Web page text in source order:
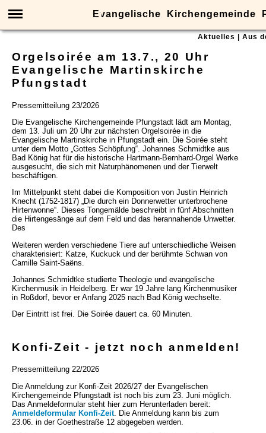
Menü
Evangelische Kirchengemeinde
Aktuelles | Aus
Orgelsoirée am 13.7., 20 Uhr
Evangelische Martinskirche
Pfungstadt
Pressemitteilung 23/2026
Die Evangelische Kirchengemeinde Pfungstadt lädt am Montag,
dem 13. Juli um 20 Uhr zur nächsten Orgelsoirée in die
Evangelische Martinskirche in Pfungstadt ein. Die Soirée steht
unter dem Motto „Gottes Schöpfung“. Johannes Schmidtke aus
Bad König hat für die historische Hartmann-Bernhard-Orgel Werke
ausgesucht, die sich mit Naturphänomenen und der Tierwelt
beschäftigen.
Im Mittelpunkt steht dabei die Komposition von Justin Heinrich
Knecht (1752-1817) „Die durch ein Donnerwetter unterbrochene
Hirtenwonne“. Dieses Tongemälde beschreibt in fünf Abschnitten
die Hirtengesänge auf dem Feld und das herannahende Unwetter.
Des
Weiteren werden verschiedene Tiere auf unterschiedliche Weisen
charakterisiert: Katze, Kuckuck und der berühmte Schwan von
Camille Saint-Saëns.
Johannes Schmidtke studierte Theologie und evangelische
Kirchenmusik in Heidelberg. Er war 19 Jahre lang Kirchenmusiker
in Roßdorf, bevor er Anfang 2025 nach Bad König wechselte.
Der Eintritt ist frei. Die Soirée dauert ca. 60 Minuten.
Konfi-Zeit - jetzt noch anmelden!
Pressemitteilung 22/2026
Die Anmeldung zur Konfi-Zeit 2026/27 der Evangelischen
Kirchengemeinde Pfungstadt ist noch bis zum 23. Juni möglich.
Das Anmeldeformular steht hier zum Herunterladen bereit:
Anmeldeformular Konfi-Zeit. Die Anmeldung kann bis zum
23.06. in der Goethestraße 12 abgegeben werden.